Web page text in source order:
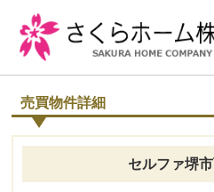
売買物件詳細
セルファ堺